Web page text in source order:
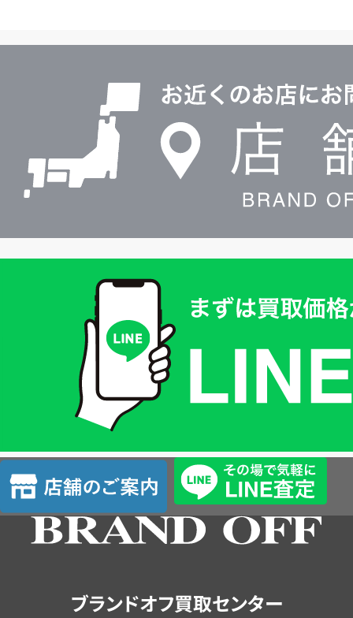
ル
査
定
店
舗
の
ブランドオフ買取センター